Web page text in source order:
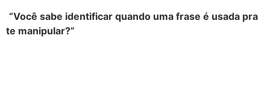
“Você sabe identificar quando uma frase é usada pra
te manipular?”